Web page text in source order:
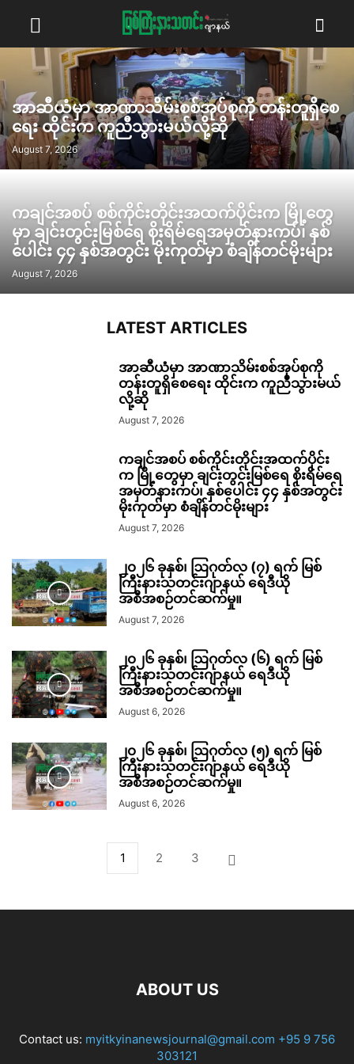
အာဆီယံမှာ အာဏာသိမ်းစစ်အုပ်စုကို တန်းတူရှိစေ
ရေး ထိုင်းက ကူညီသွားမယ်လို့ဆို
August 7, 2026
ကချင်အစပ် စစ်ကိုင်းတိုင်းအထက်ပိုင်းက မြို့တွေ
မှာ ချင်းတွင်းမြစ်ရေ စိုးရိမ်ရေအမှတ်နားကပ်၊ နှစ်
ပေါင်း ၄၄ နှစ်အတွင်း မိုးကုတ်မှာ စံချိန်တင်မိုးများ
August 7, 2026
LATEST ARTICLES
အာဆီယံမှာ အာဏာသိမ်းစစ်အုပ်စုကို
တန်းတူရှိစေရေး ထိုင်းက ကူညီသွားမယ်
လို့ဆို
August 7, 2026
ကချင်အစပ် စစ်ကိုင်းတိုင်းအထက်ပိုင်း
က မြို့တွေမှာ ချင်းတွင်းမြစ်ရေ စိုးရိမ်ရေ
အမှတ်နားကပ်၊ နှစ်ပေါင်း ၄၄ နှစ်အတွင်း
မိုးကုတ်မှာ စံချိန်တင်မိုးများ
August 7, 2026
၂၀၂၆ ခုနှစ်၊ ဩဂုတ်လ (၇) ရက် မြစ်
ကြီးနားသတင်းဂျာနယ် ရေဒီယို
အစီအစဉ်တင်ဆက်မှု။
August 7, 2026
၂၀၂၆ ခုနှစ်၊ ဩဂုတ်လ (၆) ရက် မြစ်
ကြီးနားသတင်းဂျာနယ် ရေဒီယို
အစီအစဉ်တင်ဆက်မှု။
August 6, 2026
၂၀၂၆ ခုနှစ်၊ ဩဂုတ်လ (၅) ရက် မြစ်
ကြီးနားသတင်းဂျာနယ် ရေဒီယို
အစီအစဉ်တင်ဆက်မှု။
August 6, 2026
1 2 3
ABOUT US
Contact us: myitkyinanewsjournal@gmail.com +95 9 756
303121